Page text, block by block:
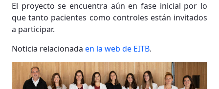
El proyecto se encuentra aún en fase inicial por lo
que tanto pacientes como controles están invitados
a participar.
Noticia relacionada en la web de EITB.